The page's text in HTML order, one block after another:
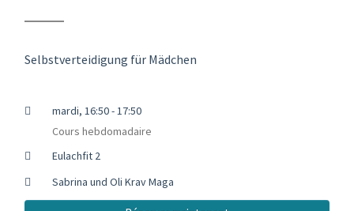
Selbstverteidigung für Mädchen
mardi, 16:50 - 17:50
Cours hebdomadaire
Eulachfit 2
Sabrina und Oli Krav Maga